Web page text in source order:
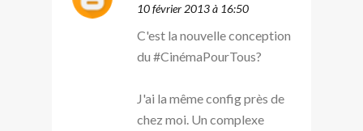
10 février 2013 à 16:50
C'est la nouvelle conception
du #CinémaPourTous?
J'ai la même config près de
chez moi. Un complexe